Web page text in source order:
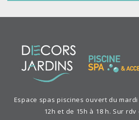
Espace spas piscines ouvert du
12h et de 15h à 18 h. Sur rdv